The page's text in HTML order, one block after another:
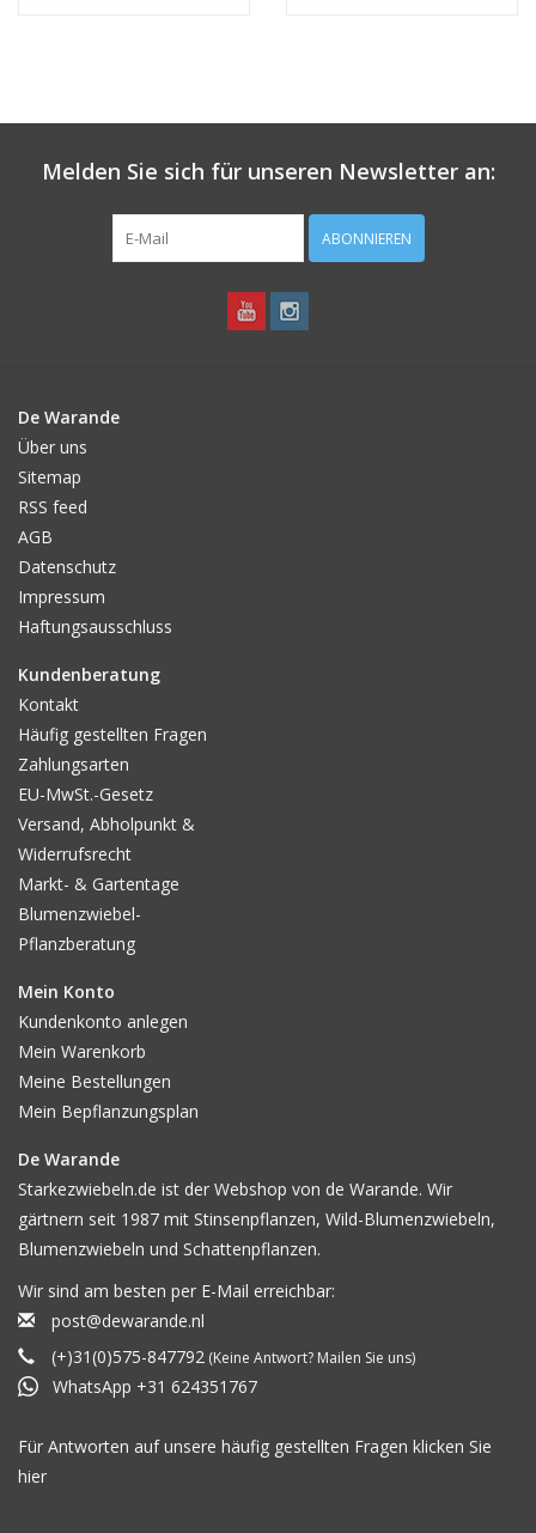
Melden Sie sich für unseren Newsletter an:
ABONNIEREN
De Warande
Über uns
Sitemap
RSS feed
AGB
Datenschutz
Impressum
Haftungsausschluss
Kundenberatung
Kontakt
Häufig gestellten Fragen
Zahlungsarten
EU-MwSt.-Gesetz
Versand, Abholpunkt &
Widerrufsrecht
Markt- & Gartentage
Blumenzwiebel-
Pflanzberatung
Mein Konto
Kundenkonto anlegen
Mein Warenkorb
Meine Bestellungen
Mein Bepflanzungsplan
De Warande
Starkezwiebeln.de ist der Webshop von de Warande. Wir
gärtnern seit 1987 mit Stinsenpflanzen, Wild-Blumenzwiebeln,
Blumenzwiebeln und Schattenpflanzen.
Wir sind am besten per E-Mail erreichbar:
post@dewarande.nl
(+)31(0)575-847792 (Keine Antwort? Mailen Sie uns)
WhatsApp +31 624351767
Für Antworten auf unsere häufig gestellten Fragen klicken Sie
hier